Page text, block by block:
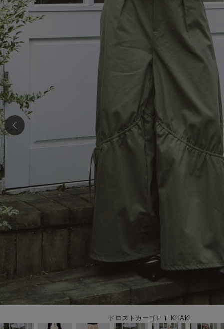
ドロストカーゴＰＴ KHAKI